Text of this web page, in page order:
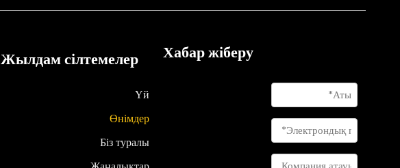
Жылдам сілтемелер
Үй
Өнімдер
Біз туралы
Хабар жіберу